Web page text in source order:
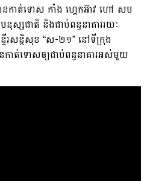
នកាត់ទោស កាំង ហ្កេកអ៊ាវ ហៅ សម
ស្សជាតិ និងជាប់ពន្ធនាគាររយៈ
ទីរសន្តិសុខ “ស-២១” នៅទីក្រុង
ាត់ទោសឲ្យជាប់ពន្ធនាគារអស់មួយ